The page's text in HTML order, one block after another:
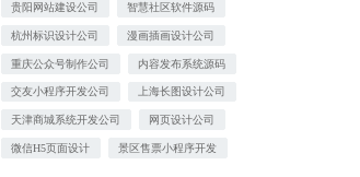
贵阳网站建设公司 智慧社区软件源码
杭州标识设计公司 漫画插画设计公司
重庆公众号制作公司 内容发布系统源码
交友小程序开发公司 上海长图设计公司
天津商城系统开发公司 网页设计公司
微信H5页面设计 景区售票小程序开发